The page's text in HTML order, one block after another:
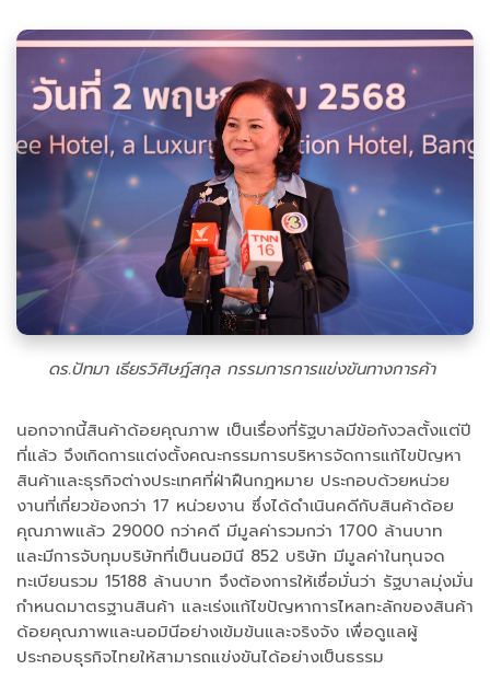
ดร.ปัทมา เธียรวิศิษฎ์สกุล กรรมการการแข่งขันทางการค้า
นอกจากนี้สินค้าด้อยคุณภาพ เป็นเรื่องที่รัฐบาลมีข้อกังวลตั้งแต่ปี
ที่แล้ว จึงเกิดการแต่งตั้งคณะกรรมการบริหารจัดการแก้ไขปัญหา
สินค้าและธุรกิจต่างประเทศที่ฝ่าฝืนกฎหมาย ประกอบด้วยหน่วย
งานที่เกี่ยวข้องกว่า 17 หน่วยงาน ซึ่งได้ดำเนินคดีกับสินค้าด้อย
คุณภาพแล้ว 29000 กว่าคดี มีมูลค่ารวมกว่า 1700 ล้านบาท
และมีการจับกุมบริษัทที่เป็นนอมินี 852 บริษัท มีมูลค่าในทุนจด
ทะเบียนรวม 15188 ล้านบาท จึงต้องการให้เชื่อมั่นว่า รัฐบาลมุ่งมั่น
กำหนดมาตรฐานสินค้า และเร่งแก้ไขปัญหาการไหลทะลักของสินค้า
ด้อยคุณภาพและนอมินีอย่างเข้มข้นและจริงจัง เพื่อดูแลผู้
ประกอบธุรกิจไทยให้สามารถแข่งขันได้อย่างเป็นธรรม